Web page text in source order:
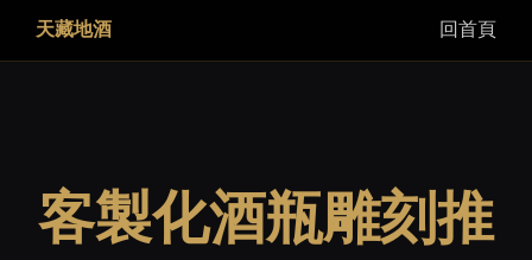
天藏地酒 回首頁
客製化酒瓶雕刻推